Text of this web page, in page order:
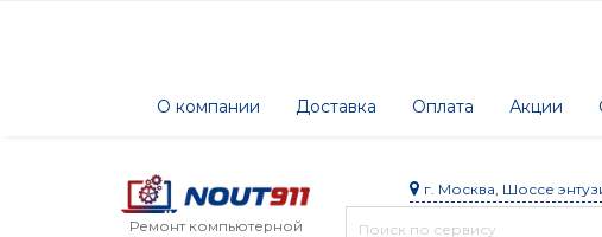
О компании Доставка Оплата Акции
Ремонт компьютерной
г. Москва, Шоссе